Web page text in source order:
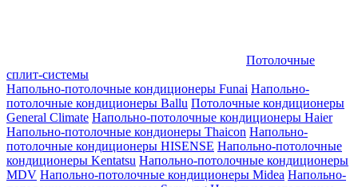
Потолочные
сплит-системы
Напольно-потолочные кондиционеры Funai Напольно-
потолочные кондиционеры Ballu Потолочные кондиционеры
General Climate Напольно-потолочные кондиционеры Haier
Напольно-потолочные кондионеры Thaicon Напольно-
потолочные кондиционеры HISENSE Напольно-потолочные
кондиционеры Kentatsu Напольно-потолочные кондиционеры
MDV Напольно-потолочные кондиционеры Midea Напольно-